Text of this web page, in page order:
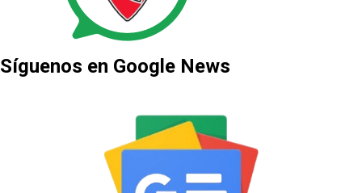
Síguenos en Google News